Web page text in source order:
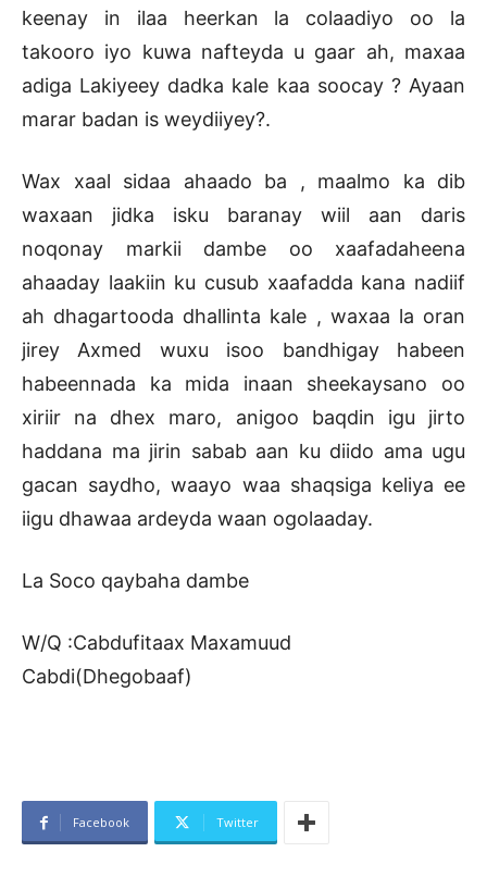
keenay in ilaa heerkan la colaadiyo oo la
takooro iyo kuwa nafteyda u gaar ah, maxaa
adiga Lakiyeey dadka kale kaa soocay ? Ayaan
marar badan is weydiiyey?.
Wax xaal sidaa ahaado ba , maalmo ka dib
waxaan jidka isku baranay wiil aan daris
noqonay markii dambe oo xaafadaheena
ahaaday laakiin ku cusub xaafadda kana nadiif
ah dhagartooda dhallinta kale , waxaa la oran
jirey Axmed wuxu isoo bandhigay habeen
habeennada ka mida inaan sheekaysano oo
xiriir na dhex maro, anigoo baqdin igu jirto
haddana ma jirin sabab aan ku diido ama ugu
gacan saydho, waayo waa shaqsiga keliya ee
iigu dhawaa ardeyda waan ogolaaday.
La Soco qaybaha dambe
W/Q :Cabdufitaax Maxamuud
Cabdi(Dhegobaaf)
Facebook Twitter